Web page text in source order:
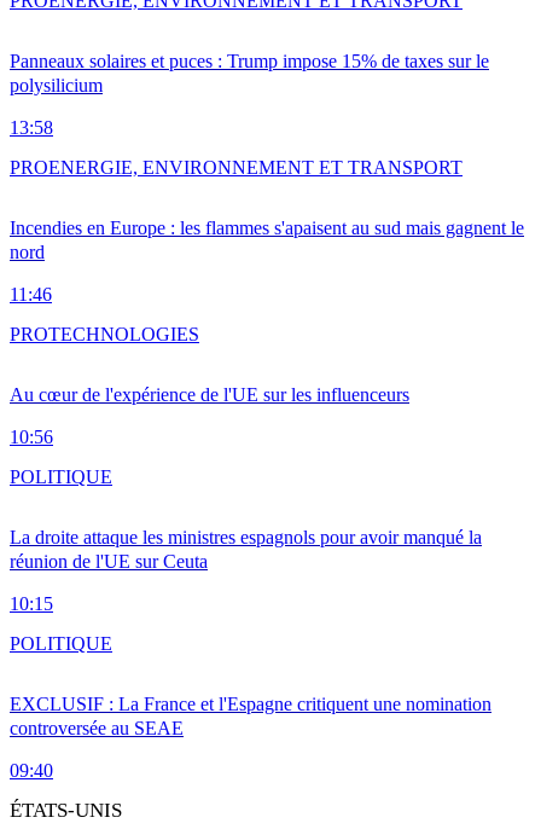
Panneaux solaires et puces : Trump impose 15% de taxes sur le
polysilicium
13:58
Incendies en Europe : les flammes s'apaisent au sud mais gagnent le
nord
11:46
PROENERGIE, ENVIRONNEMENT ET TRANSPORT
Au cœur de l'expérience de l'UE sur les influenceurs
10:56
PROTECHNOLOGIES
La droite attaque les ministres espagnols pour avoir manqué la
réunion de l'UE sur Ceuta
10:15
POLITIQUE
EXCLUSIF : La France et l'Espagne critiquent une nomination
controversée au SEAE
09:40
POLITIQUE
ÉTATS-UNIS